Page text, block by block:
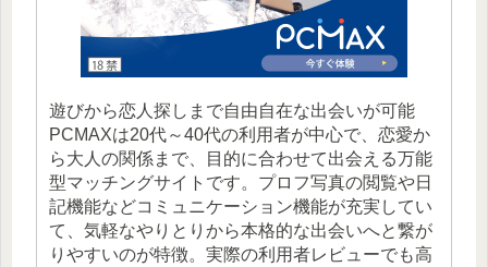
遊びから恋人探しまで自由自在な出会いが可能
PCMAXは20代～40代の利用者が中心で、恋愛か
ら大人の関係まで、目的に合わせて出会える万能
型マッチングサイトです。プロフ写真の閲覧や日
記機能などコミュニケーション機能が充実してい
て、気軽なやりとりから本格的な出会いへと繋が
りやすいのが特徴。実際の利用者レビューでも高